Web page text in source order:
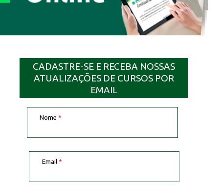
CADASTRE-SE E RECEBA NOSSAS
ATUALIZAÇÕES DE CURSOS POR
EMAIL
Nome *
Email *